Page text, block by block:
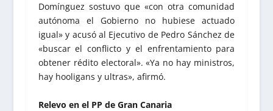
Domínguez sostuvo que «con otra comunidad
autónoma el Gobierno no hubiese actuado
igual» y acusó al Ejecutivo de Pedro Sánchez de
«buscar el conflicto y el enfrentamiento para
obtener rédito electoral». «Ya no hay ministros,
hay hooligans y ultras», afirmó.
Relevo en el PP de Gran Canaria